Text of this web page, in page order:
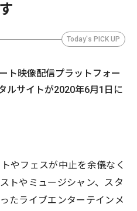
Today's PICK UP
ト映像配信プラットフォー
ルサイトが2020年6月1日に
やフェスが中止を余儀なく
トやミュージシャン、スタ
たライブエンターテインメ